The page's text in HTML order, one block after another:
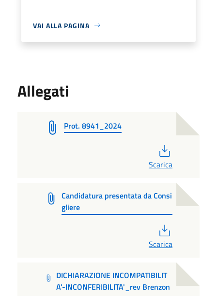
VAI ALLA PAGINA
Allegati
Prot. 8941_2024
Scarica
Candidatura presentata da Consi
gliere
Scarica
DICHIARAZIONE INCOMPATIBILIT
A'-INCONFERIBILITA'_rev Brenzon